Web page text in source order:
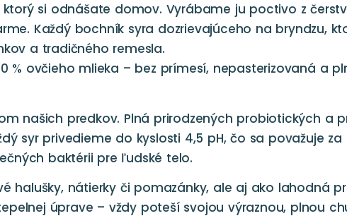
ktorý si odnášate domov. Vyrábame ju poctivo z
Každý bochník syra dozrievajúceho na bryndzu,
a tradičného remesla.
% ovčieho mlieka – bez prímesí, nepasterizovaná a
našich predkov. Plná prirodzených probiotických a
syr privedieme do kyslosti 4,5 pH, čo sa považuje
baktérii pre ľudské telo.
halušky, nátierky či pomazánky, ale aj ako lahodná
úprave – vždy poteší svojou výraznou, plnou